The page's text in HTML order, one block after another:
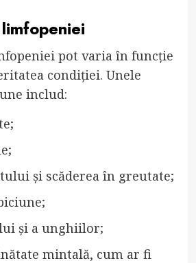
pot varia în funcție
condiției. Unele
includ:
și scăderea în greutate;
și a unghiilor;
mintală, cum ar fi